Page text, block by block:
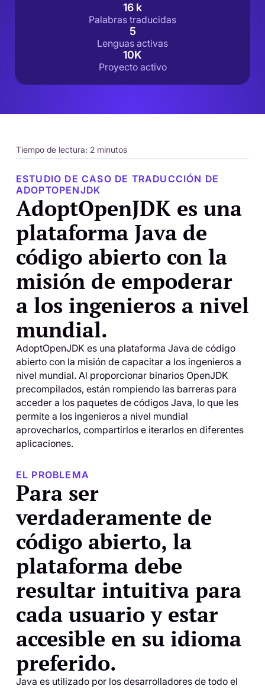
16 k
Palabras traducidas
5
Lenguas activas
10K
Proyecto activo
Tiempo de lectura: 2 minutos
ESTUDIO DE CASO DE TRADUCCIÓN DE
ADOPTOPENJDK
AdoptOpenJDK es una
plataforma Java de
código abierto con la
misión de empoderar
a los ingenieros a nivel
mundial.
AdoptOpenJDK es una plataforma Java de código
abierto con la misión de capacitar a los ingenieros a
nivel mundial. Al proporcionar binarios OpenJDK
precompilados, están rompiendo las barreras para
acceder a los paquetes de códigos Java, lo que les
permite a los ingenieros a nivel mundial
aprovecharlos, compartirlos e iterarlos en diferentes
aplicaciones.
EL PROBLEMA
Para ser
verdaderamente de
código abierto, la
plataforma debe
resultar intuitiva para
cada usuario y estar
accesible en su idioma
preferido.
Java es utilizado por los desarrolladores de todo el